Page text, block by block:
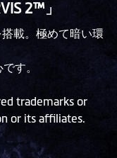
2™」
載。極めて暗い環
す。
trademarks or
or its affiliates.